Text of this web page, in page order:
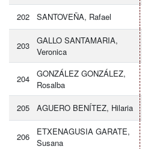
202 SANTOVEÑA, Rafael
203
GALLO SANTAMARIA,
Veronica
204
GONZÁLEZ GONZÁLEZ,
Rosalba
205 AGUERO BENÍTEZ, Hilaria
206
ETXENAGUSIA GARATE,
Susana